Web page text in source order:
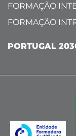
FORMAÇÃO
FORMAÇÃO
PORTUGAL